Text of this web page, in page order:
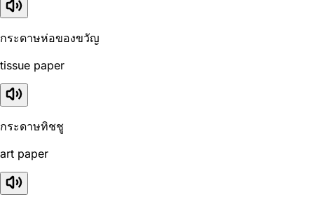
กระดาษห่อของขวัญ
tissue paper
กระดาษทิชชู
art paper